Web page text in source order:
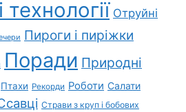
технології Отруйні
Пироги і пиріжки
Поради Природні
Птахи Рекорди Роботи Салати
Страви з круп і бобових